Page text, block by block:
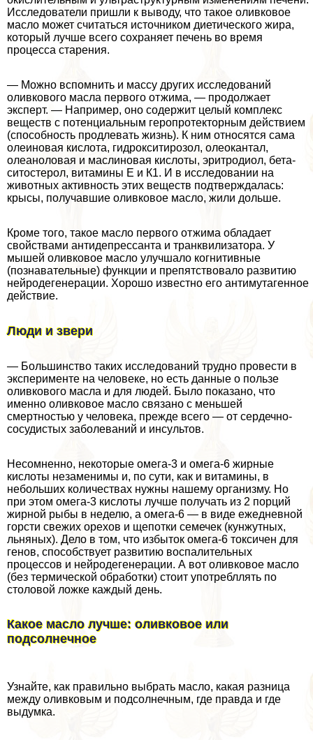
Исследователи пришли к выводу, что такое оливковое
масло может считаться источником диетического жира,
который лучше всего сохраняет печень во время
процесса старения.
— Можно вспомнить и массу других исследований
оливкового масла первого отжима, — продолжает
эксперт. — Например, оно содержит целый комплекс
веществ с потенциальным геропротекторным действием
(способность продлевать жизнь). К ним относятся сама
олеиновая кислота, гидрокситирозол, олеокантал,
олеаноловая и маслиновая кислоты, эритродиол, бета-
ситостерол, витамины Е и К1. И в исследовании на
животных активность этих веществ подтверждалась:
крысы, получавшие оливковое масло, жили дольше.
Кроме того, такое масло первого отжима обладает
свойствами антидепрессанта и транквилизатора. У
мышей оливковое масло улучшало когнитивные
(познавательные) функции и препятствовало развитию
нейродегенерации. Хорошо известно его антимутагенное
действие.
Люди и звери
— Большинство таких исследований трудно провести в
эксперименте на человеке, но есть данные о пользе
оливкового масла и для людей. Было показано, что
именно оливковое масло связано с меньшей
cмepтностью у человека, прежде всего — от сердечно-
сосудистых заболеваний и инсультов.
Несомненно, некоторые омега-3 и омега-6 жирные
кислоты незаменимы и, по сути, как и витамины, в
небольших количествах нужны нашему организму. Но
при этом омега-3 кислоты лучше получать из 2 порций
жирной рыбы в неделю, а омега-6 — в виде ежедневной
горсти свежих орехов и щепотки семечек (кунжутных,
льняных). Дело в том, что избыток омега-6 токсичен для
генов, способствует развитию воспалительных
процессов и нейродегенерации. А вот оливковое масло
(без термической обработки) стоит употрeбллять по
столовой ложке каждый день.
Какое масло лучше: оливковое или
подсолнечное
Узнайте, как правильно выбрать масло, какая разница
между оливковым и подсолнечным, где правда и где
выдумка.